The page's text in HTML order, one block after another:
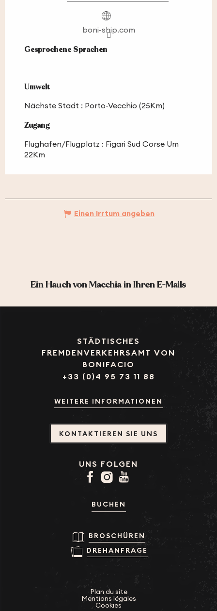
boni-ship.com
Gesprochene Sprachen
Gesprochene Sprachen
Umwelt
Umwelt
Nächste Stadt : Porto-Vecchio (25Km)
Zugang
Zugang
Flughafen/Flugplatz : Figari Sud Corse Um
22Km
Einen Irrtum angeben
Ein Hauch von Macchia in Ihren E-Mails
STÄDTISCHES
FREMDENVERKEHRSAMT VON
BONIFACIO
+33 (0)4 95 73 11 88
WEITERE INFORMATIONEN
KONTAKTIEREN SIE UNS
UNS FOLGEN
BUCHEN
BROSCHÜREN
DREHANFRAGE
Plan du site
Mentions légales
Cookies